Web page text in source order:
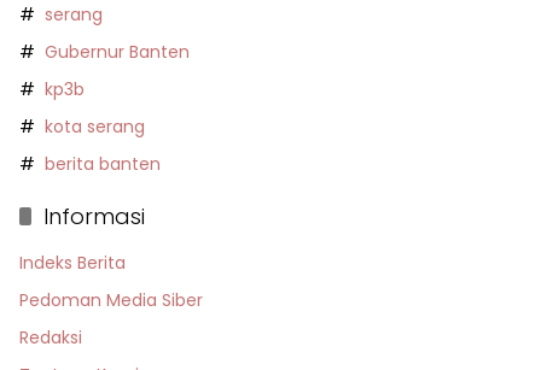
serang
Gubernur Banten
kp3b
kota serang
berita banten
Informasi
Indeks Berita
Pedoman Media Siber
Redaksi